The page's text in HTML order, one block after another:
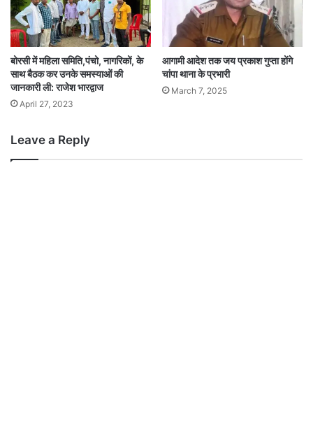
बोरसी में महिला समिति,पंचो, नागरिकों, के
साथ बैठक कर उनके समस्याओं की
जानकारी ली: राजेश भारद्वाज
April 27, 2023
आगामी आदेश तक जय प्रकाश गुप्ता होंगे
चांपा थाना के प्रभारी
March 7, 2025
Leave a Reply